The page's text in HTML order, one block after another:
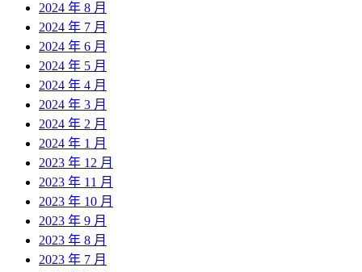
2024 年 8 月
2024 年 7 月
2024 年 6 月
2024 年 5 月
2024 年 4 月
2024 年 3 月
2024 年 2 月
2024 年 1 月
2023 年 12 月
2023 年 11 月
2023 年 10 月
2023 年 9 月
2023 年 8 月
2023 年 7 月